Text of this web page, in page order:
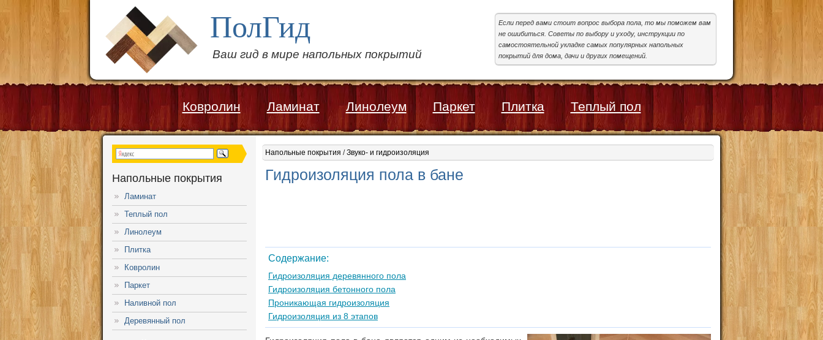
ПолГид
Ваш гид в мире напольных покрытий
Если перед вами стоит вопрос выбора пола, то мы поможем вам
не ошибиться. Советы по выбору и уходу, инструкции по
самостоятельной укладке самых популярных напольных
покрытий для дома, дачи и других помещений.
Ковролин Ламинат Линолеум Паркет Плитка Теплый пол
Напольные покрытия /Звуко- и гидроизоляция
Гидроизоляция пола в бане
Содержание:
Гидроизоляция деревянного пола
Гидроизоляция бетонного пола
Проникающая гидроизоляция
Гидроизоляция из 8 этапов
Напольные покрытия
Ламинат
Теплый пол
Линолеум
Плитка
Ковролин
Паркет
Наливной пол
Деревянный пол